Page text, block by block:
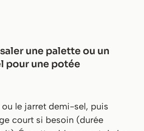
une palette ou un
pour une potée
le jarret demi-sel, puis
court si besoin (durée